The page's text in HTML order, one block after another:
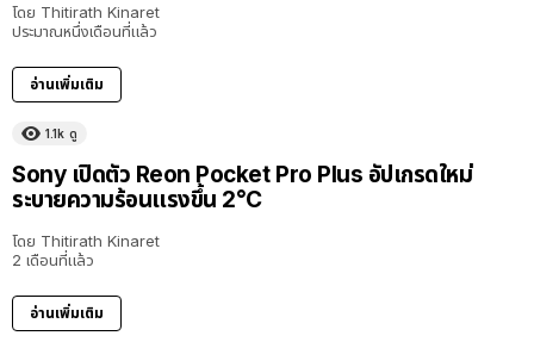
โดย Thitirath Kinaret
ประมาณหนึ่งเดือนที่แล้ว
อ่านเพิ่มเติม
1.1k ดู
Sony เปิดตัว Reon Pocket Pro Plus อัปเกรดใหม่
ระบายความร้อนแรงขึ้น 2°C
โดย Thitirath Kinaret
2 เดือนที่แล้ว
อ่านเพิ่มเติม